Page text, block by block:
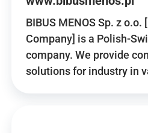
BIBUS MENOS Sp. z
Company] is a Polish-
company. We provide
solutions for industry in